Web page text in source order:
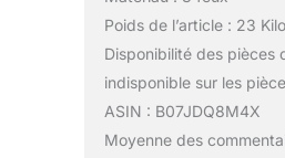
Poids de l’article : 23
Disponibilité des pièces
indisponible sur les
ASIN : B07JDQ8M4X
Moyenne des